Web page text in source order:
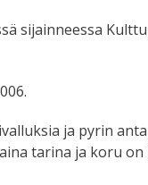
sijainneessa
ja pyrin
tarina ja koru